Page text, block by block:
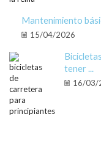
Mantenimiento
15/04/2026
tener ...
16/03/